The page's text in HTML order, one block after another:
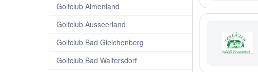
Golfclub Almenland
Golfclub Ausseerland
Golfclub Bad Gleichenberg
Golfclub Bad Waltersdorf